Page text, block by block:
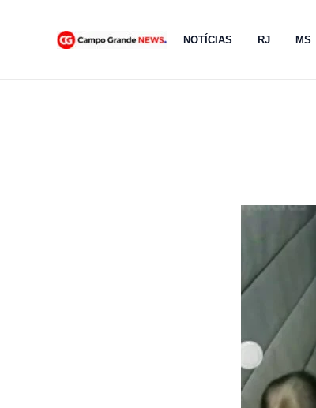
NOTÍCIAS RJ MS